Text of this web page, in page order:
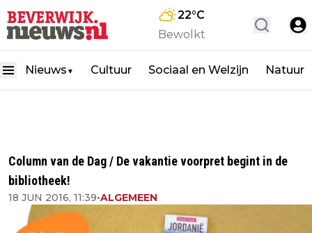
22°C
Bewolkt
Nieuws ▼ Cultuur Sociaal en Welzijn Natuur
Column van de Dag / De vakantie voorpret begint in de
bibliotheek!
18 JUN 2016, 11:39•ALGEMEEN